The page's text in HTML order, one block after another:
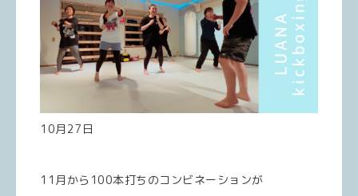
10月27日
11月から100本打ちのコンビネーションが